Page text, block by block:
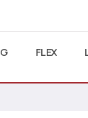
FLEX